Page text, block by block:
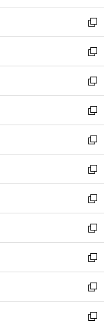
開
く
ウ
で
開
く
ン
ド
ウ
で
開
く
ウ
ィ
ン
ド
ウ
で
開
く
新
し
い
ウ
ィ
ン
ド
ウ
で
開
く
新
し
い
ウ
ィ
ン
ド
ウ
で
開
く
新
し
い
ウ
ィ
ン
ド
ウ
で
開
く
新
し
い
ウ
ィ
ン
ド
ウ
で
開
く
新
し
い
ウ
ィ
ン
ド
ウ
で
開
く
新
し
い
ウ
ィ
ン
ド
ウ
で
開
く
新
し
い
ウ
ィ
ン
ド
ウ
で
新
し
い
ウ
ィ
ン
ド
新
し
い
ウ
ィ
新
し
い
新